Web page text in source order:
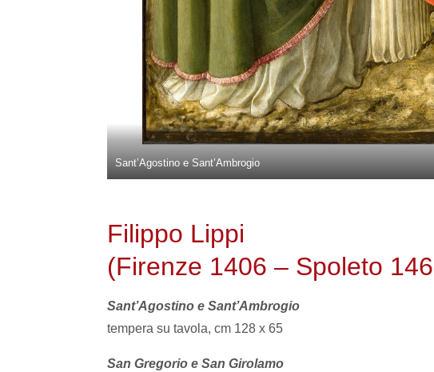
Sant’Agostino e Sant’Ambrogio
Filippo Lippi
(Firenze 1406 – Spoleto
Sant’Agostino e Sant’Ambrogio
tempera su tavola, cm 128 x 65
San Gregorio e San Girolamo